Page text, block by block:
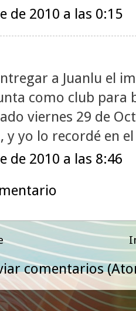
de 2010 a las 0:15
a Juanlu el
como club para
viernes 29 de
y yo lo recordé en
de 2010 a las 8:46
comentarios